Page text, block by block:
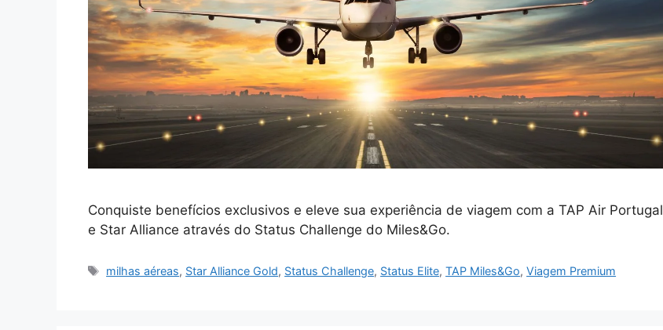
Conquiste benefícios exclusivos e eleve sua experiência de viagem com a TAP Air Portugal
e Star Alliance através do Status Challenge do Miles&Go.
Tags
milhas aéreas, Star Alliance Gold, Status Challenge, Status Elite,TAP Miles&Go,Viagem Premium